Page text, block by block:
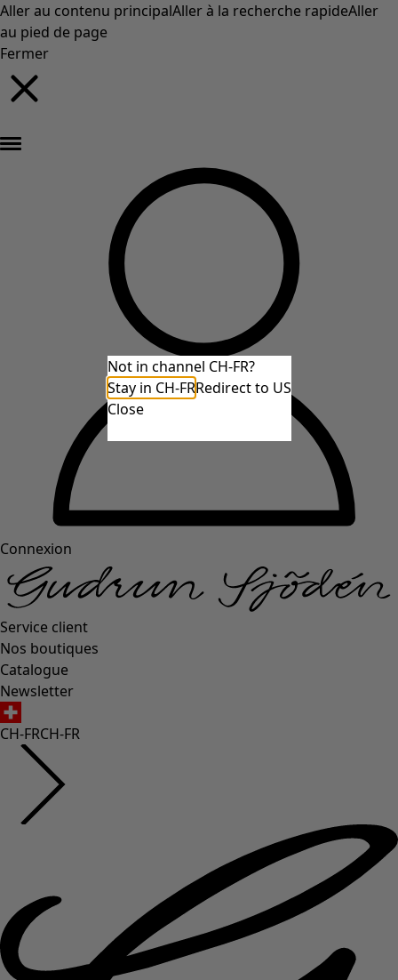
Aller au contenu principalAller à la recherche rapideAller
au pied de page
Fermer
Connexion
Service client
Nos boutiques
Catalogue
Newsletter
CH-FRCH-FR
Not in channel CH-FR?
Stay in CH-FRRedirect to US
Close